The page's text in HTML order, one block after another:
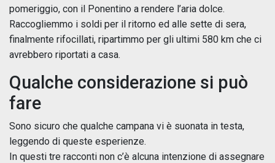
pomeriggio, con il Ponentino a rendere l’aria dolce.
Raccogliemmo i soldi per il ritorno ed alle sette di sera,
finalmente rifocillati, ripartimmo per gli ultimi 580 km che ci
avrebbero riportati a casa.
Qualche considerazione si può
fare
Sono sicuro che qualche campana vi è suonata in testa,
leggendo di queste esperienze.
In questi tre racconti non c’è alcuna intenzione di assegnare